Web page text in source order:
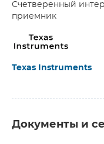
Счетверенный
приемник
Texas Instruments
Документы и